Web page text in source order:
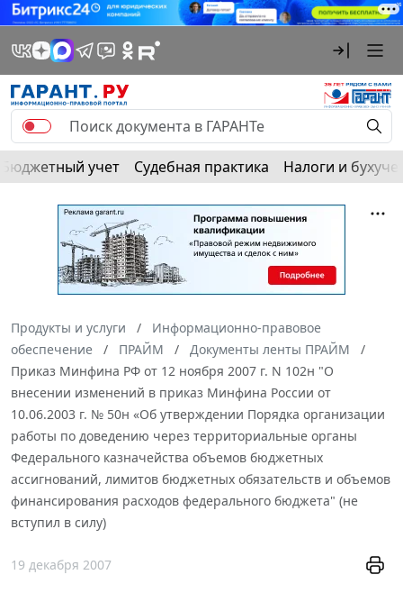
Бюджетный учет Судебная практика Налоги и
Продукты и услуги
Информационно-правовое
обеспечение
ПРАЙМ
Документы ленты ПРАЙМ
Приказ Минфина РФ от 12 ноября 2007 г. N 102н "О
внесении изменений в приказ Минфина России от
10.06.2003 г. № 50н «Об утверждении Порядка организации
работы по доведению через территориальные органы
Федерального казначейства объемов бюджетных
ассигнований, лимитов бюджетных обязательств и объемов
финансирования расходов федерального бюджета" (не
вступил в силу)
19 декабря 2007